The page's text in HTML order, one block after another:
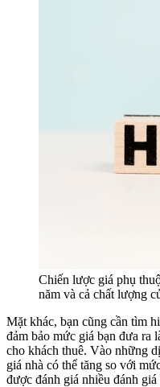
Chiến lược giá phụ
năm và cả chất lượng
Mặt khác, bạn cũng cần tìm
đảm bảo mức giá bạn đưa ra
cho khách thuê. Vào những
giá nhà có thể tăng so với
được đánh giá nhiều đánh